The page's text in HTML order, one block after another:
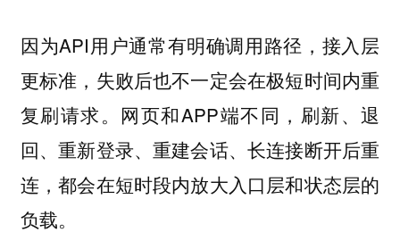
因为API用户通常有明确调用路径，接入层
更标准，失败后也不一定会在极短时间内重
复刷请求。网页和APP端不同，刷新、退
回、重新登录、重建会话、长连接断开后重
连，都会在短时段内放大入口层和状态层的
负载。